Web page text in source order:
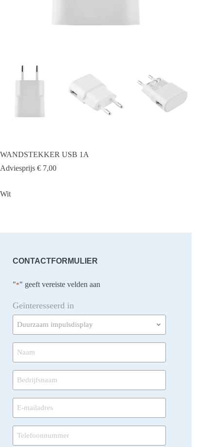
WANDSTEKKER USB 1A
Adviesprijs € 7,00
Wit
CONTACTFORMULIER
"*" geeft vereiste velden aan
Geïnteresseerd in
Naam
Bedrijfsnaam
E-
mailadres
Telefoonnummer